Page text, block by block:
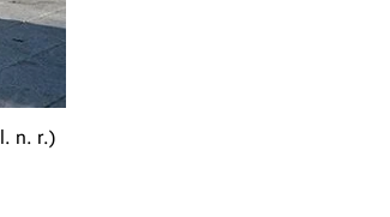
n. r.)